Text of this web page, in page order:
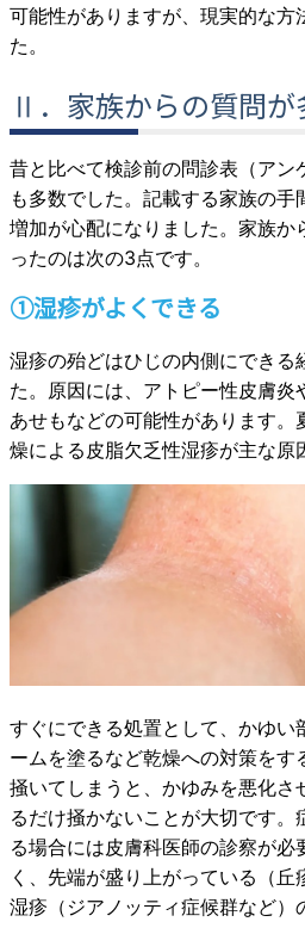
可能性がありますが、現実的な方
た。
Ⅱ．家族からの質問が
昔と比べて検診前の問診表（アン
も多数でした。記載する家族の手
増加が心配になりました。家族か
ったのは次の3点です。
①湿疹がよくできる
湿疹の殆どはひじの内側にできる
た。原因には、アトピー性皮膚炎
あせもなどの可能性があります
燥による皮脂欠乏性湿疹が主な原
すぐにできる処置として、かゆい
ームを塗るなど乾燥への対策をす
掻いてしまうと、かゆみを悪化さ
るだけ掻かないことが大切です
る場合には皮膚科医師の診察が
く、先端が盛り上がっている（
湿疹（ジアノッティ症候群など）